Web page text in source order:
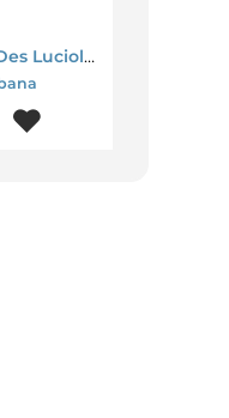
Les Noces Des Lucioles Tome 6